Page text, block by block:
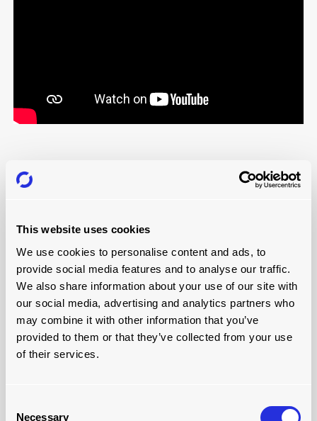
This website uses cookies
We use cookies to personalise content and ads, to
provide social media features and to analyse our traffic.
We also share information about your use of our site with
our social media, advertising and analytics partners who
may combine it with other information that you’ve
provided to them or that they’ve collected from your use
of their services.
Necessary
CARGAS LIGERAS EN TODO EL MUNDO
Hydraroll
Somos conscientes del papel que desempeñan
nuestras soluciones de carga en la optimización de
las operaciones en sectores de todo el mundo. Con
más de 60 años de experiencia, nos hemos
consolidado como líderes mundiales en soluciones
de carga.
Demostramos nuestra meticulosa atención al detalle
búsqueda de la innovación, lo que nos convierte en la